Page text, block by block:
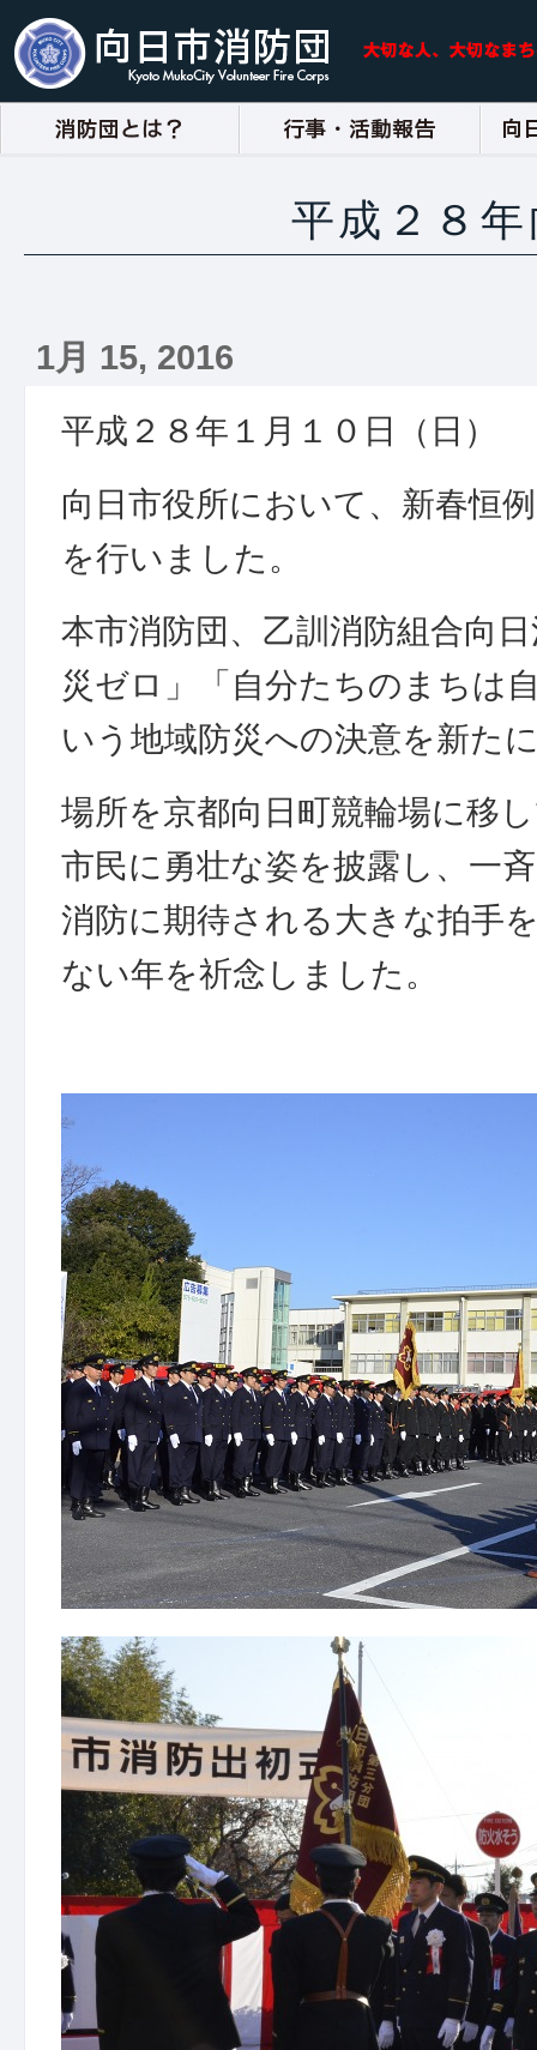
平成２８
1月 15, 2016
平成２８年１月１０日（日）
向日市役所において、新春恒
を行いました。
本市消防団、乙訓消防組合向
災ゼロ」「自分たちのまちは
いう地域防災への決意を新た
場所を京都向日町競輪場に移
市民に勇壮な姿を披露し、一
消防に期待される大きな拍手
ない年を祈念しました。